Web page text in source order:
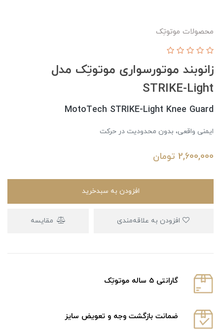
محصولات موتوتِک
زانوبند موتورسواری موتوتِک مدل
STRIKE-Light
MotoTech STRIKE-Light Knee Guard
ایمنی واقعی، بدون محدودیت در حرکت
2,600,000 تومان
افزودن به سبدخرید
مقایسه
گارانتی 5 ساله موتوتِک
ضمانت بازگشت وجه و تعویض سایز